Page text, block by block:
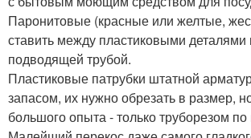
Паронитовые (красные или желтые,
ставить между пластиковыми деталями
подводящей трубой.
Пластиковые патрубки штатной
запасом, их нужно обрезать в размер,
большого опыта - только труборезом по